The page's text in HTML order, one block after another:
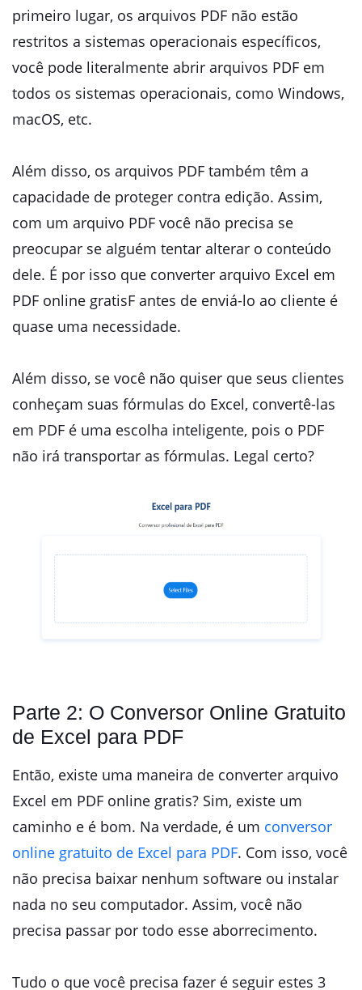
primeiro lugar, os arquivos PDF não estão
restritos a sistemas operacionais específicos,
você pode literalmente abrir arquivos PDF em
todos os sistemas operacionais, como Windows,
macOS, etc.
Além disso, os arquivos PDF também têm a
capacidade de proteger contra edição. Assim,
com um arquivo PDF você não precisa se
preocupar se alguém tentar alterar o conteúdo
dele. É por isso que converter arquivo Excel em
PDF online gratisF antes de enviá-lo ao cliente é
quase uma necessidade.
Além disso, se você não quiser que seus clientes
conheçam suas fórmulas do Excel, convertê-las
em PDF é uma escolha inteligente, pois o PDF
não irá transportar as fórmulas. Legal certo?
Parte 2: O Conversor Online Gratuito
de Excel para PDF
Então, existe uma maneira de converter arquivo
Excel em PDF online gratis? Sim, existe um
caminho e é bom. Na verdade, é um conversor
online gratuito de Excel para PDF. Com isso, você
não precisa baixar nenhum software ou instalar
nada no seu computador. Assim, você não
precisa passar por todo esse aborrecimento.
Tudo o que você precisa fazer é seguir estes 3